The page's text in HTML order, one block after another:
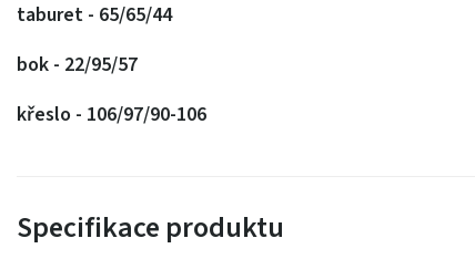
taburet - 65/65/44
bok - 22/95/57
křeslo - 106/97/90-106
Specifikace produktu